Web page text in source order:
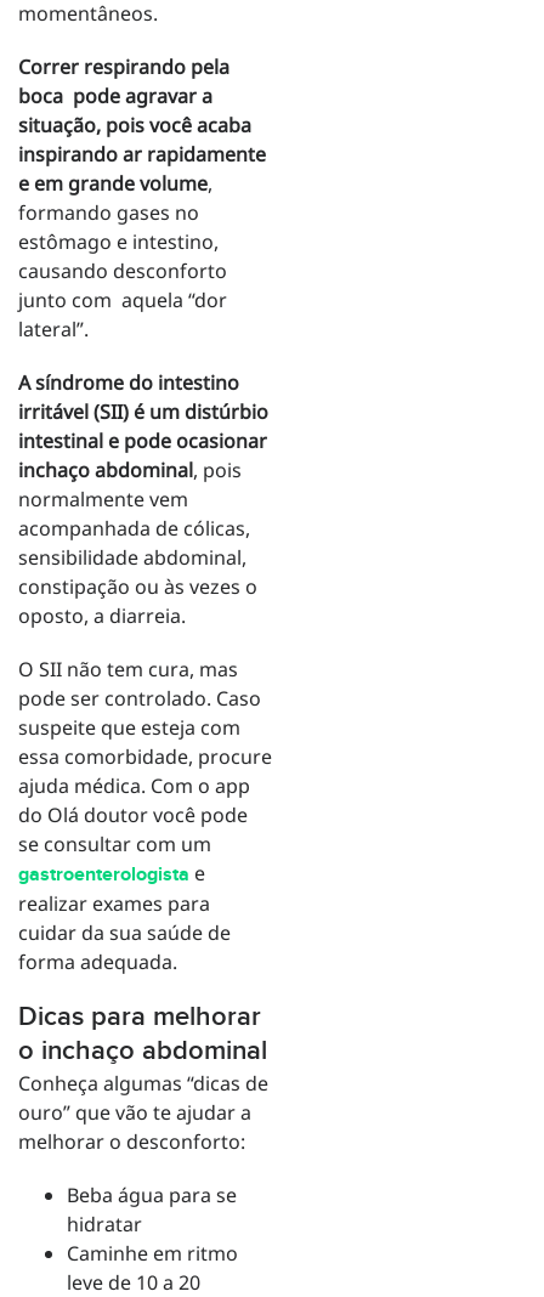
momentâneos.
Correr respirando pela
boca pode agravar a
situação, pois você acaba
inspirando ar rapidamente
e em grande volume,
formando gases no
estômago e intestino,
causando desconforto
junto com aquela “dor
lateral”.
A síndrome do intestino
irritável (SII) é um distúrbio
intestinal e pode ocasionar
inchaço abdominal, pois
normalmente vem
acompanhada de cólicas,
sensibilidade abdominal,
constipação ou às vezes o
oposto, a diarreia.
O SII não tem cura, mas
pode ser controlado. Caso
suspeite que esteja com
essa comorbidade, procure
ajuda médica. Com o app
do Olá doutor você pode
se consultar com um
gastroenterologista e
realizar exames para
cuidar da sua saúde de
forma adequada.
Dicas para melhorar
o inchaço abdominal
Conheça algumas “dicas de
ouro” que vão te ajudar a
melhorar o desconforto:
Beba água para se
hidratar
Caminhe em ritmo
leve de 10 a 20